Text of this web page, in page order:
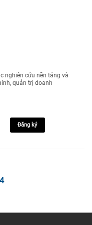
nghiên cứu nền tảng và
quản trị doanh
Đăng ký
4